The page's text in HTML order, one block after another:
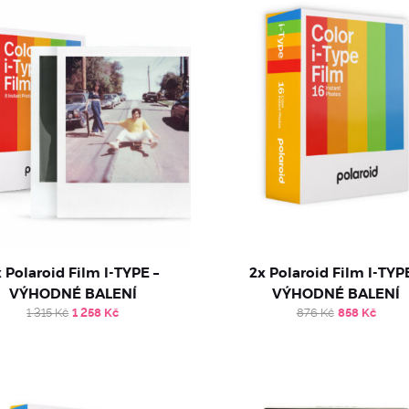
Polaroid Film I-TYPE –
VÝHODNÉ BALENÍ
1 315Kč Original
1 258 KčCurrent
2x Polaroid Film I-
VÝHODNÉ BALENÍ
876Kč Original
858 Kč